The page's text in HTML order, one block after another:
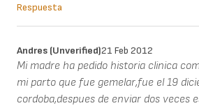
Respuesta
Andres (unverified)21 Feb 2012
Mi madre ha pedido historia clinica
mi parto que fue gemelar,fue el 19
cordoba,despues de enviar dos veces